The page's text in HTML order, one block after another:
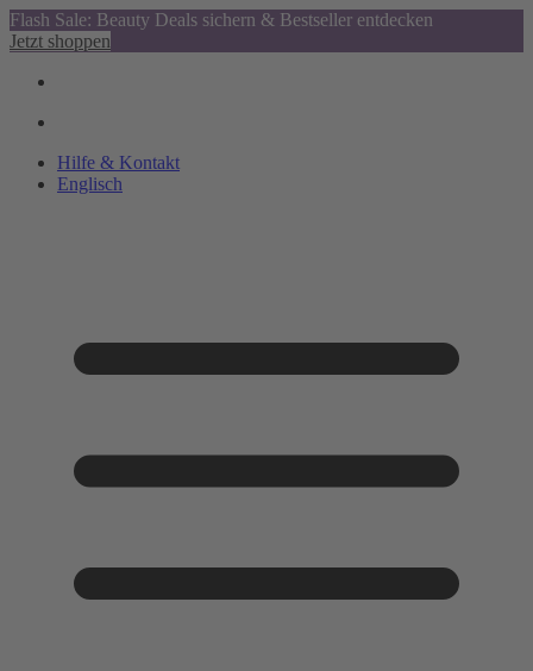
Flash Sale: Beauty Deals sichern & Bestseller entdecken
Jetzt shoppen
Hilfe & Kontakt
Englisch